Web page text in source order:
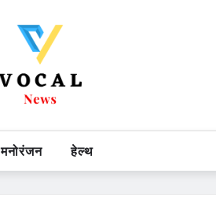
मनोरंजन हेल्थ